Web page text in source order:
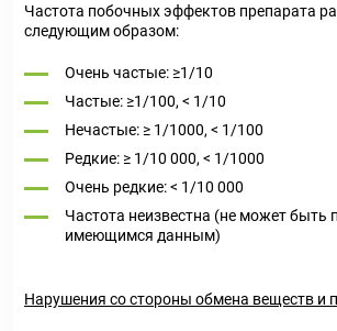
Частота побочных эффектов препарата
следующим образом:
Очень частые: ≥1/10
Частые: ≥1/100, < 1/10
Нечастые: ≥ 1/1000, < 1/100
Редкие: ≥ 1/10 000, < 1/1000
Очень редкие: < 1/10 000
Частота неизвестна (не может быть
имеющимся данным)
Нарушения со стороны обмена веществ и